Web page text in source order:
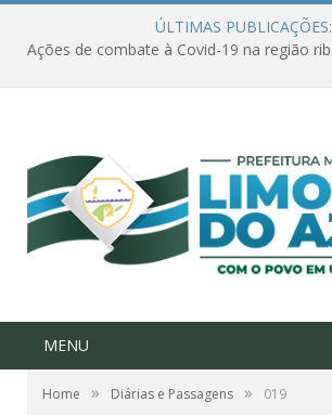
ÚLTIMAS PUBLICAÇÕES:
MENU
Home » Diárias e Passagens » 019